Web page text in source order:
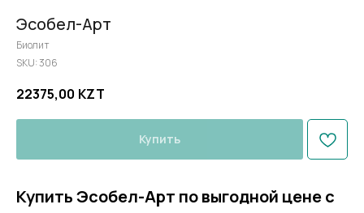
Эсобел-Арт
Биолит
SKU:306
22375,00 KZT
Купить
Купить Эсобел-Арт по выгодной цене с